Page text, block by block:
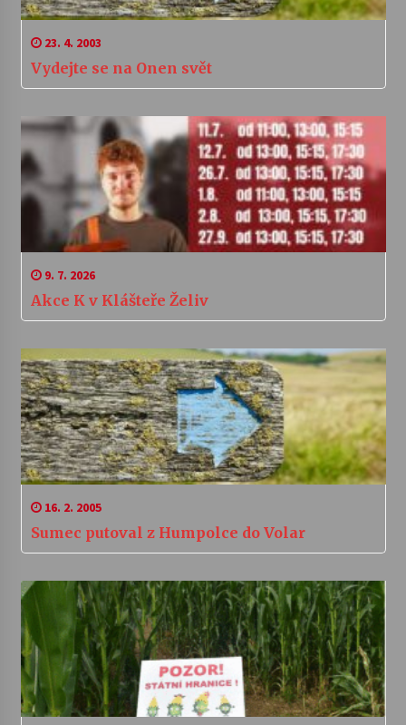
23. 4. 2003
Vydejte se na Onen svět
9. 7. 2026
Akce K v Klášteře Želiv
16. 2. 2005
Sumec putoval z Humpolce do Volar